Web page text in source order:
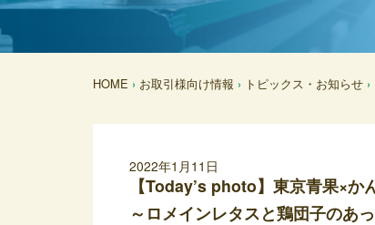
HOME › お取引様向け情報 › トピックス・お知らせ
2022年1月11日
【Today’s photo】東京青果×か
～ロメインレタスと鶏団子のあ